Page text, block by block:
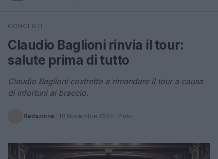
Cerca
CONCERTI
Claudio Baglioni rinvia il tour:
salute prima di tutto
Claudio Baglioni costretto a rimandare il tour a causa
di infortuni al braccio.
Redazione · 18 Novembre 2024 · 2 min